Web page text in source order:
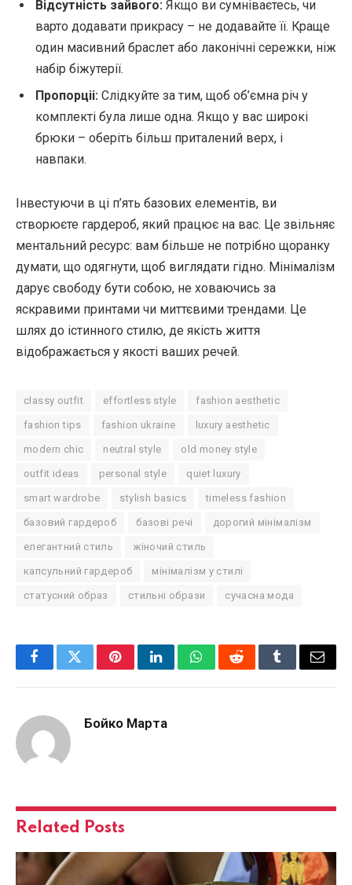
Відсутність зайвого: Якщо ви сумніваєтесь, чи
варто додавати прикрасу – не додавайте її. Краще
один масивний браслет або лаконічні сережки, ніж
набір біжутерії.
Пропорціі: Слідкуйте за тим, щоб об’ємна річ у
комплекті була лише одна. Якщо у вас широкі
брюки – оберіть більш приталений верх, і
навпаки.
Інвестуючи в ці п’ять базових елементів, ви
створюєте гардероб, який працює на вас. Це звільняє
ментальний ресурс: вам більше не потрібно щоранку
думати, що одягнути, щоб виглядати гідно. Мінімалізм
дарує свободу бути собою, не ховаючись за
яскравими принтами чи миттєвими трендами. Це
шлях до істинного стилю, де якість життя
відображається у якості ваших речей.
classy outfit effortless style fashion aesthetic
fashion tips fashion ukraine luxury aesthetic
modern chic neutral style old money style
outfit ideas personal style quiet luxury
smart wardrobe stylish basics timeless fashion
базовий гардероб базові речі дорогий мінімалізм
елегантний стиль жіночий стиль
капсульний гардероб мінімалізм у стилі
статусний образ стильні образи сучасна мода
FacebookTwitterPinterestLinkedInWhatsAppRedditTumblrEmail
Бойко Марта
Related Posts